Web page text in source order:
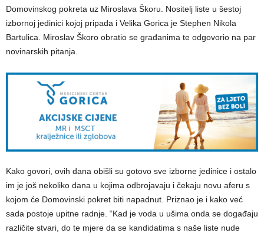
Domovinskog pokreta uz Miroslava Škoru. Nositelj liste u šestoj
izbornoj jedinici kojoj pripada i Velika Gorica je Stephen Nikola
Bartulica. Miroslav Škoro obratio se građanima te odgovorio na par
novinarskih pitanja.
Kako govori, ovih dana obišli su gotovo sve izborne jedinice i ostalo
im je još nekoliko dana u kojima odbrojavaju i čekaju novu aferu s
kojom će Domovinski pokret biti napadnut. Priznao je i kako već
sada postoje upitne radnje. “Kad je voda u ušima onda se događaju
različite stvari, do te mjere da se kandidatima s naše liste nude